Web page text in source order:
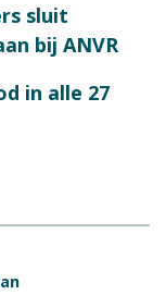
sluit
bij ANVR
in alle 27